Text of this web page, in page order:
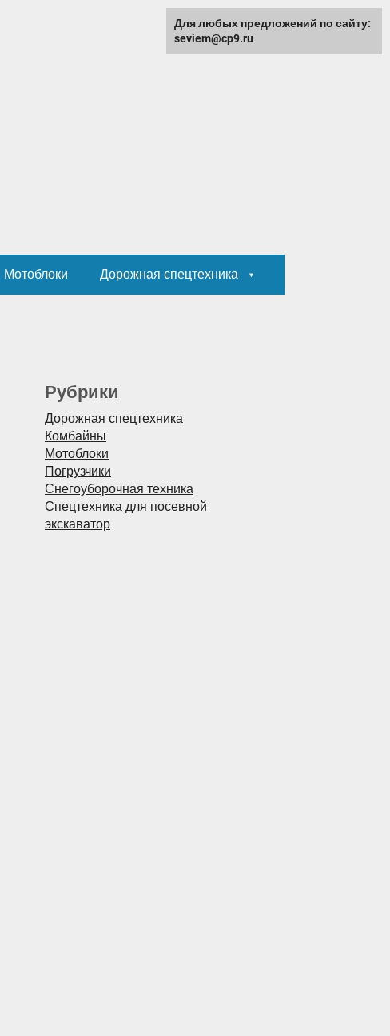
Мотоблоки Дорожная спецтехника
Рубрики
Дорожная спецтехника
Комбайны
Мотоблоки
Погрузчики
Снегоуборочная техника
Спецтехника для посевной
экскаватор
Для любых предложений по сайту:
seviem@cp9.ru